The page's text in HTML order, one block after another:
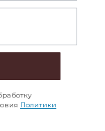
Политики